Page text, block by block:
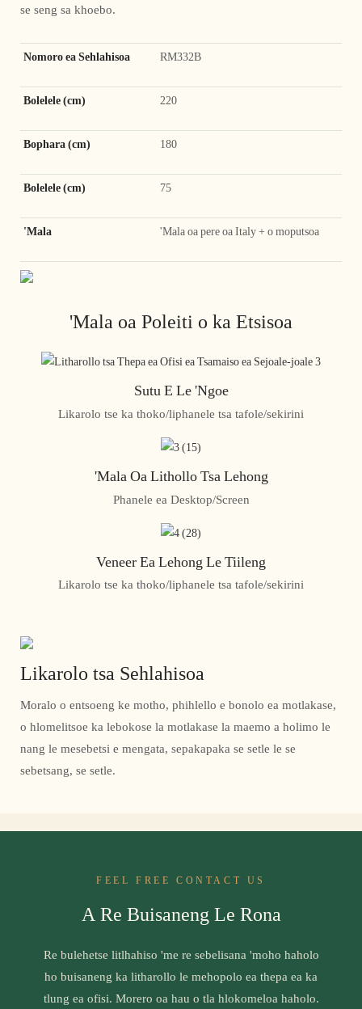
se seng sa khoebo.
Nomoro ea Sehlahisoa RM332B
Bolelele (cm) 220
Bophara (cm) 180
Bolelele (cm) 75
'Mala 'Mala oa pere oa Italy + o moputsoa
'Mala oa Poleiti o ka Etsisoa
Sutu E Le 'ngoe
Likarolo tse ka thoko/liphanele tsa tafole/sekirini
'Mala Oa Lithollo Tsa Lehong
Phanele ea Desktop/Screen
Veneer Ea Lehong Le Tiileng
Likarolo tse ka thoko/liphanele tsa tafole/sekirini
Likarolo tsa Sehlahisoa
Moralo o entsoeng ke motho, phihlello e bonolo ea motlakase,
o hlomelitsoe ka lebokose la motlakase la maemo a holimo le
nang le mesebetsi e mengata, sepakapaka se setle le se
sebetsang, se setle.
FEEL FREE CONTACT US
A Re Buisaneng Le Rona
Re bulehetse litlhahiso 'me re sebelisana 'moho haholo
ho buisaneng ka litharollo le mehopolo ea thepa ea ka
tlung ea ofisi. Morero oa hau o tla hlokomeloa haholo.